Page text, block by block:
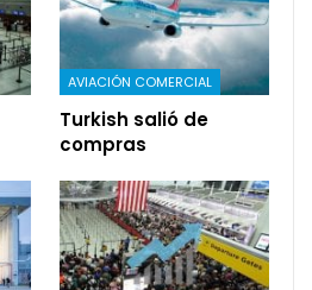
AVIACIÓN COMERCIAL
Turkish salió de
compras